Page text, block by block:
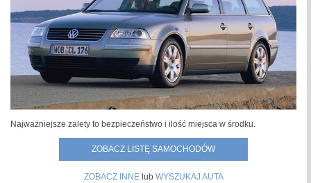
Najważniejsze zalety to bezpieczeństwo i ilość miejsca w środku.
ZOBACZ LISTĘ SAMOCHODÓW
ZOBACZ INNElub WYSZUKAJ AUTA